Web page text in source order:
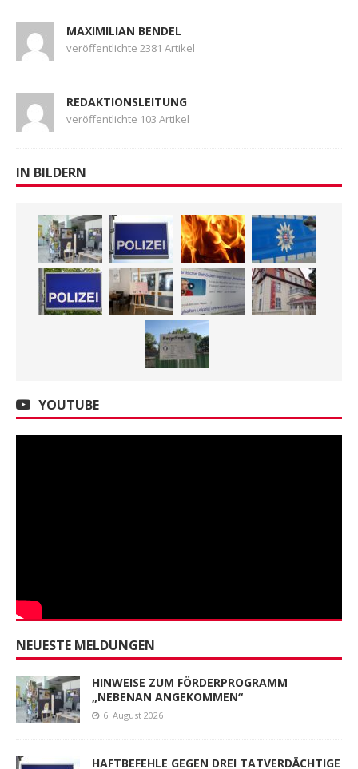
MAXIMILIAN BENDEL
veröffentlichte 2381 Artikel
REDAKTIONSLEITUNG
veröffentlichte 103 Artikel
IN BILDERN
YOUTUBE
NEUESTE MELDUNGEN
HINWEISE ZUM FÖRDERPROGRAMM
„NEBENAN ANGEKOMMEN“
6. August 2026
HAFTBEFEHLE GEGEN DREI TATVERDÄCHTIGE